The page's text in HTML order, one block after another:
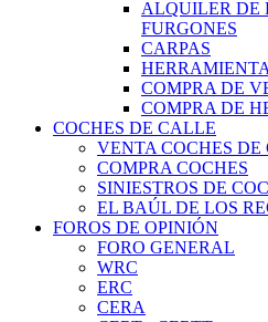
ALQUILER DE
FURGONES
CARPAS
COMPRA DE
COMPRA DE
COCHES DE CALLE
VENTA COCHES DE
COMPRA COCHES
SINIESTROS DE
EL BAÚL DE LOS
FOROS DE OPINIÓN
FORO GENERAL
WRC
ERC
CERA